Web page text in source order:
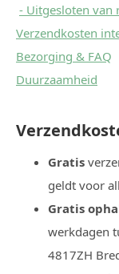
- Uitgesloten van
Verzendkosten
Bezorging & FAQ
Duurzaamheid
Gratis
geldt voor
Gratis
werkdagen
4817ZH